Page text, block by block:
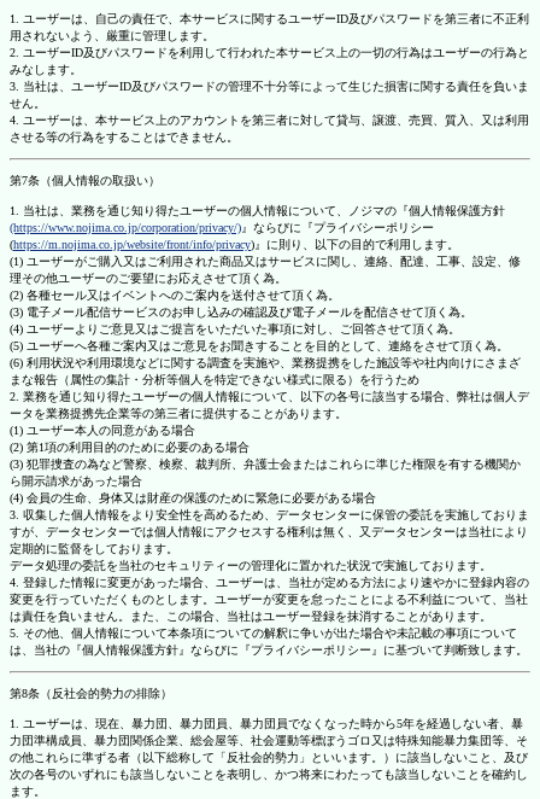
1. ユーザーは、自己の責任で、本サービスに関するユーザーID及びパスワードを第三者に不正利
用されないよう、厳重に管理します。
2. ユーザーID及びパスワードを利用して行われた本サービス上の一切の行為はユーザーの行為と
みなします。
3. 当社は、ユーザーID及びパスワードの管理不十分等によって生じた損害に関する責任を負いま
せん。
4. ユーザーは、本サービス上のアカウントを第三者に対して貸与、譲渡、売買、質入、又は利用
させる等の行為をすることはできません。
第7条（個人情報の取扱い）
1. 当社は、業務を通じ知り得たユーザーの個人情報について、ノジマの『個人情報保護方針
(https://www.nojima.co.jp/corporation/privacy/)』ならびに『プライバシーポリシー
(https://m.nojima.co.jp/website/front/info/privacy)』に則り、以下の目的で利用します。
(1) ユーザーがご購入又はご利用された商品又はサービスに関し、連絡、配達、工事、設定、修
理その他ユーザーのご要望にお応えさせて頂く為。
(2) 各種セール又はイベントへのご案内を送付させて頂く為。
(3) 電子メール配信サービスのお申し込みの確認及び電子メールを配信させて頂く為。
(4) ユーザーよりご意見又はご提言をいただいた事項に対し、ご回答させて頂く為。
(5) ユーザーへ各種ご案内又はご意見をお聞きすることを目的として、連絡をさせて頂く為。
(6) 利用状況や利用環境などに関する調査を実施や、業務提携をした施設等や社内向けにさまざ
まな報告（属性の集計・分析等個人を特定できない様式に限る）を行うため
2. 業務を通じ知り得たユーザーの個人情報について、以下の各号に該当する場合、弊社は個人デ
ータを業務提携先企業等の第三者に提供することがあります。
(1) ユーザー本人の同意がある場合
(2) 第1項の利用目的のために必要のある場合
(3) 犯罪捜査の為など警察、検察、裁判所、弁護士会またはこれらに準じた権限を有する機関か
ら開示請求があった場合
(4) 会員の生命、身体又は財産の保護のために緊急に必要がある場合
3. 収集した個人情報をより安全性を高めるため、データセンターに保管の委託を実施しておりま
すが、データセンターでは個人情報にアクセスする権利は無く、又データセンターは当社により
定期的に監督をしております。
データ処理の委託を当社のセキュリティーの管理化に置かれた状況で実施しております。
4. 登録した情報に変更があった場合、ユーザーは、当社が定める方法により速やかに登録内容の
変更を行っていただくものとします。ユーザーが変更を怠ったことによる不利益について、当社
は責任を負いません。また、この場合、当社はユーザー登録を抹消することがあります。
5. その他、個人情報について本条項についての解釈に争いが出た場合や未記載の事項について
は、当社の『個人情報保護方針』ならびに『プライバシーポリシー』に基づいて判断致します。
第8条（反社会的勢力の排除）
1. ユーザーは、現在、暴力団、暴力団員、暴力団員でなくなった時から5年を経過しない者、暴
力団準構成員、暴力団関係企業、総会屋等、社会運動等標ぼうゴロ又は特殊知能暴力集団等、そ
の他これらに準ずる者（以下総称して「反社会的勢力」といいます。）に該当しないこと、及び
次の各号のいずれにも該当しないことを表明し、かつ将来にわたっても該当しないことを確約し
ます。